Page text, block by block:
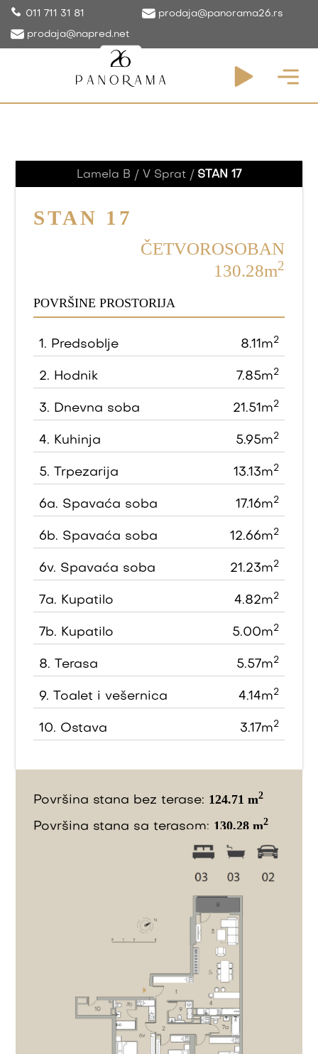
011 711 31 81 prodaja@panorama26.rs
prodaja@napred.net
Lamela B / V Sprat / STAN 17
STAN 17
ČETVOROSOBAN
130.28m2
POVRŠINE PROSTORIJA
1. Predsoblje 8.11m2
2. Hodnik 7.85m2
3. Dnevna soba 21.51m2
4. Kuhinja 5.95m2
5. Trpezarija 13.13m2
6a. Spavaća soba 17.16m2
6b. Spavaća soba 12.66m2
6v. Spavaća soba 21.23m2
7a. Kupatilo 4.82m2
7b. Kupatilo 5.00m2
8. Terasa 5.57m2
9. Toalet i vešernica 4.14m2
10. Ostava 3.17m2
Površina stana bez terase: 124.71 m2
Površina stana sa terasom: 130.28 m2